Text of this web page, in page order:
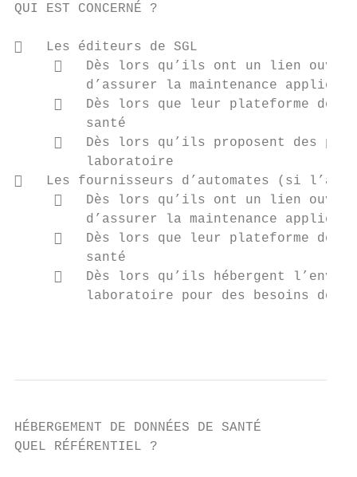
QUI EST CONCERNÉ ?
   Les éditeurs de SGL
   Dès lors qu’ils ont un lien
d’assurer la maintenance
   Dès lors que leur plateforme de
         santé
   Dès lors qu’ils proposent des
         laboratoire
   Les fournisseurs d’automates (si
   Dès lors qu’ils ont un lien
d’assurer la maintenance
   Dès lors que leur plateforme de
         santé
   Dès lors qu’ils hébergent
laboratoire pour des besoins de
HÉBERGEMENT DE DONNÉES DE SANTÉ
QUEL RÉFÉRENTIEL ?